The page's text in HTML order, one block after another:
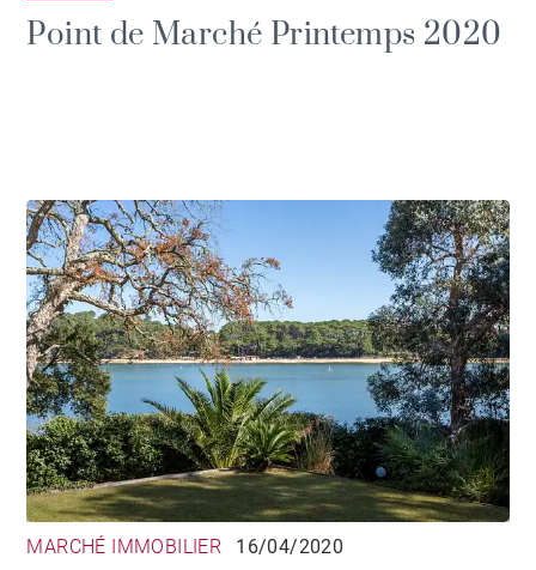
Point de Marché Printemps 2020
MARCHÉ IMMOBILIER 16/04/2020